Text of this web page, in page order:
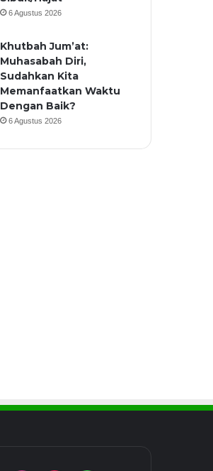
6 Agustus 2026
Khutbah Jum’at:
Muhasabah Diri,
Sudahkan Kita
Memanfaatkan Waktu
Dengan Baik?
6 Agustus 2026